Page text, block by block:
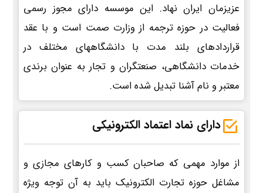
عزیزمان ایران نهاد. این موسسه دارای مجوز رسمی
فعالیت در حوزه ترجمه از وزارت صمت است و با عقد
قراردادهای بلند مدت با دانشگاههای مختلف در
خدمات دانشگاهی، صنعتگران و تجار به عنوان برندی
معتبر و نام آشنا تبدیل شده است.
دارای نماد اعتماد الکترونیکی
از موارد مهمی که صاحبان کسب و کارهای مجازی و
مشاغل حوزه تجارت الکترونیک باید به آن توجه ویژه